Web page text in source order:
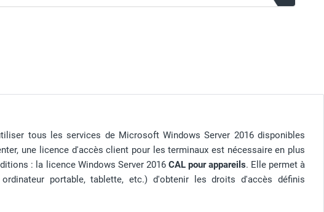
tous les services de Microsoft Windows Server 2016 disponibles
une licence d'accès client pour les terminaux est nécessaire en plus
: la licence Windows Server 2016 CAL pour appareils. Elle permet à
portable, tablette, etc.) d'obtenir les droits d'accès définis